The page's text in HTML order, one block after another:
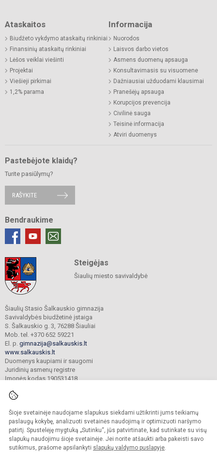
Šioje svetainėje naudojame slapukus siekdami užtikrinti jums teikiamų
paslaugų kokybę, analizuoti svetainės naudojimą ir optimizuoti naršymo
patirtį. Spustelėję mygtuką „Sutinku“, jūs patvirtinate, kad sutinkate su visų
slapukų naudojimu šioje svetainėje. Jei norite atšaukti arba pakeisti savo
sutikimus, prašome apsilankyti slapukų valdymo puslapyje.
Ataskaitos
Biudžeto vykdymo ataskaitų rinkiniai
Finansinių ataskaitų rinkiniai
Lėšos veiklai viešinti
Projektai
Viešieji pirkimai
1,2% parama
Informacija
Nuorodos
Laisvos darbo vietos
Asmens duomenų apsauga
Konsultavimasis su visuomene
Dažniausiai užduodami klausimai
Pranešėjų apsauga
Korupcijos prevencija
Civilinė sauga
Teisinė informacija
Atviri duomenys
Pastebėjote klaidų?
Turite pasiūlymų?
RAŠYKITE
Bendraukime
Steigėjas
Šiaulių miesto savivaldybė
Šiaulių Stasio Šalkauskio gimnazija
Savivaldybės biudžetinė įstaiga
S. Šalkauskio g. 3, 76288 Šiauliai
Mob. tel. +370 652 59221
El. p. gimnazija@salkauskis.lt
www.salkauskis.lt
Duomenys kaupiami ir saugomi
Juridinių asmenų registre
Įmonės kodas 190531418
© 2024. Šiaulių Stasio Šalkauskio gimnazija. Visos teisės saugomos.
Kopijuoti turinį be raštiško gimnazijos sutikimo griežtai draudžiama.
Prieinamumo paraiška Slapukų valdymas
Sumanus būdas atnaujinti